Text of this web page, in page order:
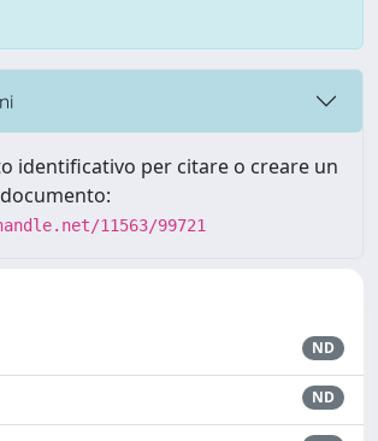
identificativo per citare o creare un
11563/99721
ND
ND